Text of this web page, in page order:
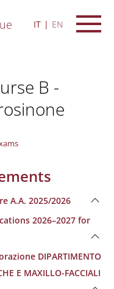
IT EN
B -
A.A. 2025/2026
2026–2027 for
DIPARTIMENTO
E MAXILLO-FACCIALI